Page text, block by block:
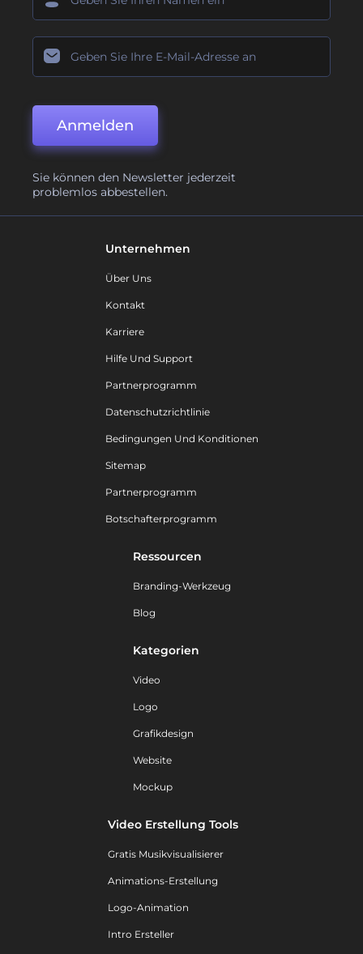
Anmelden
Sie können den Newsletter jederzeit
problemlos abbestellen.
Unternehmen
Über Uns
Kontakt
Karriere
Hilfe Und Support
Partnerprogramm
Datenschutzrichtlinie
Bedingungen Und Konditionen
Sitemap
Partnerprogramm
Botschafterprogramm
Ressourcen
Branding-Werkzeug
Blog
Kategorien
Video
Logo
Grafikdesign
Website
Mockup
Video Erstellung Tools
Gratis Musikvisualisierer
Animations-Erstellung
Logo-Animation
Intro Ersteller